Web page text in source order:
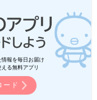
！春ボトムス5選
しまむらでは、春コーデに
が多数販売中！そこで今回
気を集めているアイテムを
も春コーデにぴったりなア
チェックしてくださいね♪
ロテ間違いなし！」
ちん！」大人かわいい
人気です！脱ぎ履きがラ
報を毎日お届け
る無料アプリ
ード